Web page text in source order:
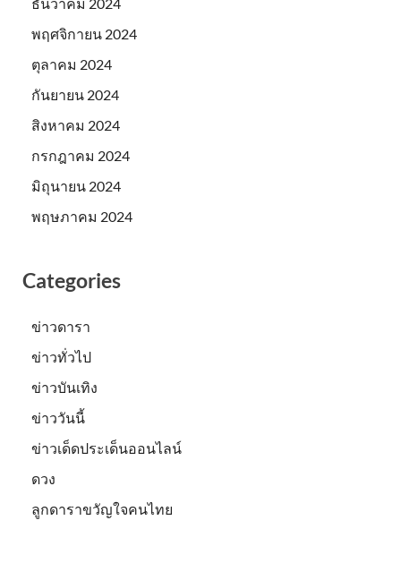
พฤศจิกายน 2024
ตุลาคม 2024
กันยายน 2024
สิงหาคม 2024
กรกฎาคม 2024
มิถุนายน 2024
พฤษภาคม 2024
Categories
ข่าวดารา
ข่าวทั่วไป
ข่าวบันเทิง
ข่าววันนี้
ข่าวเด็ดประเด็นออนไลน์
ดวง
ลูกดาราขวัญใจคนไทย